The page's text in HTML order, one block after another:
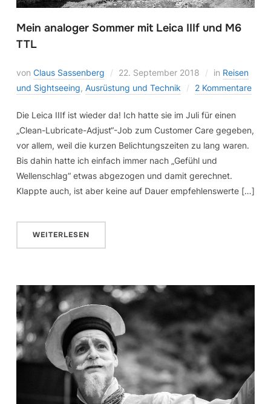
Mein analoger Sommer mit Leica IIIf und M6
TTL
von Claus Sassenberg 22. September 2018 in Reisen
und Sightseeing, Ausrüstung und Technik 2 Kommentare
Die Leica IIIf ist wieder da! Ich hatte sie im Juli für einen
„Clean-Lubricate-Adjust“-Job zum Customer Care gegeben,
vor allem, weil die kurzen Belichtungszeiten zu lang waren.
Bis dahin hatte ich einfach immer nach „Gefühl und
Wellenschlag“ etwas abgezogen und damit gerechnet.
Klappte auch, ist aber keine auf Dauer empfehlenswerte […]
WEITERLESEN